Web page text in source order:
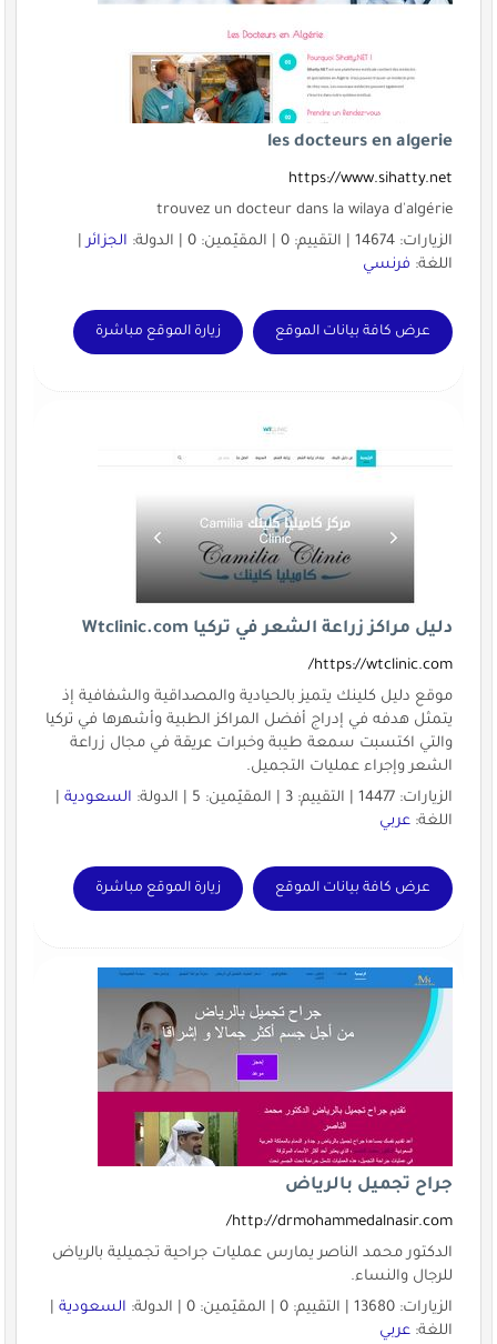
les docteurs en algerie
https://www.sihatty.net
trouvez un docteur dans la wilaya d'algérie
الزيارات: 14674 | التقييم: 0 | المقيّمين: 0 | الدولة:
الجزائر|
اللغة: فرنسي
عرض كافة بيانات الموقع زيارة الموقع مباشرة
دليل مراكز زراعة الشعر في تركيا Wtclinic.com
https://wtclinic.com/
موقع دليل كلينك يتميز بالحيادية والمصداقية والشفافية إذ
يتمثل هدفه في إدراج أفضل المراكز الطبية وأشهرها في تركيا
والتي اكتسبت سمعة طيبة وخبرات عريقة في مجال زراعة
الشعر وإجراء عمليات التجميل.
الزيارات: 14477 | التقييم: 3 | المقيّمين: 5 | الدولة:
السعودية|
اللغة: عربي
عرض كافة بيانات الموقع زيارة الموقع مباشرة
جراح تجميل بالرياض
http://drmohammedalnasir.com/
الدكتور محمد الناصر يمارس عمليات جراحية تجميلية بالرياض
للرجال والنساء.
الزيارات: 13680 | التقييم: 0 | المقيّمين: 0 | الدولة:
السعودية|
اللغة: عربي